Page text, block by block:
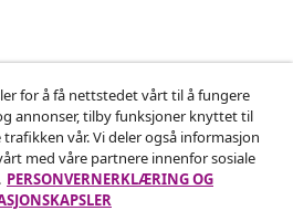
bestillingen din.
på kontrakten
for å få nettstedet vårt til å fungere
annonser, tilby funksjoner knyttet til
vår. Vi deler også informasjon
med våre partnere innenfor sosiale
PERSONVERNERKLÆRING OG